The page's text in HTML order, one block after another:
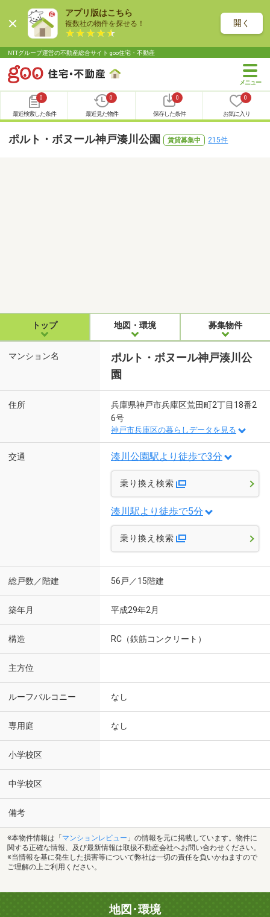
アプリ版はこちら
複数社の物件を探せる！ 開く
NTTグループ運営の不動産総合サイト goo住宅・不動産
0
最近検索した条件
0
最近見た物件
0
保存した条件
0
お気に入り
ポルト・ボヌール神戸湊川公園 賃貸募集中 215件
トップ 地図・環境 募集物件
マンション名
ポルト・ボヌール神戸湊川公
園
住所
兵庫県神戸市兵庫区荒田町2丁目18番2
6号
神戸市兵庫区の暮らしデータを見る
交通 湊川公園駅より徒歩で3分
乗り換え検索
湊川駅より徒歩で5分
乗り換え検索
総戸数／階建 56戸／15階建
築年月 平成29年2月
構造 RC（鉄筋コンクリート）
主方位
ルーフバルコニー なし
専用庭 なし
小学校区
中学校区
備考
※本物件情報は「 マンションレビュー 」の情報を元に掲載しています。物件に
関する正確な情報、及び最新情報は取扱不動産会社へお問い合わせください。
※当情報を基に発生した損害等について弊社は一切の責任を負いかねますので
ご理解の上ご利用ください。
地図･環境